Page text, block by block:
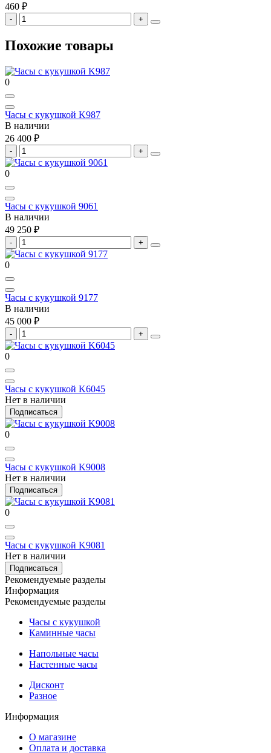
460 ₽
Похожие товары
0
Часы с кукушкой K987
В наличии
26 400 ₽
0
Часы с кукушкой 9061
В наличии
49 250 ₽
0
Часы с кукушкой 9177
В наличии
45 000 ₽
0
Часы с кукушкой K6045
Нет в наличии
Подписаться
0
Часы с кукушкой K9008
Нет в наличии
Подписаться
0
Часы с кукушкой K9081
Нет в наличии
Подписаться
Рекомендуемые разделы
Информация
Рекомендуемые разделы
Часы с кукушкой
Каминные часы
Напольные часы
Настенные часы
Дисконт
Разное
Информация
О магазине
Оплата и доставка